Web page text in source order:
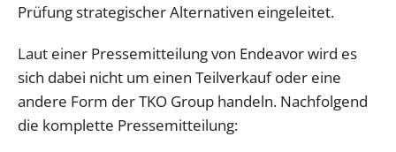
Prüfung strategischer Alternativen eingeleitet.
Laut einer Pressemitteilung von Endeavor wird es
sich dabei nicht um einen Teilverkauf oder eine
andere Form der TKO Group handeln. Nachfolgend
die komplette Pressemitteilung: